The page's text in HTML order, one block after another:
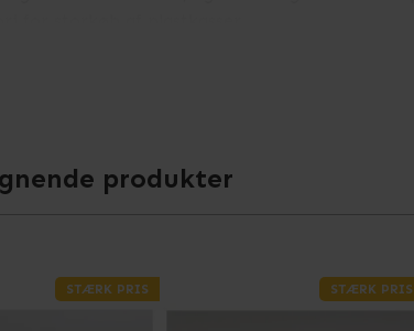
produkter
STÆRK PRIS STÆRK PRIS